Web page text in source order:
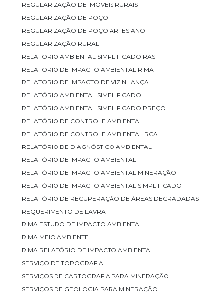
REGULARIZAÇÃO DE IMÓVEIS RURAIS
REGULARIZAÇÃO DE POÇO
REGULARIZAÇÃO DE POÇO ARTESIANO
REGULARIZAÇÃO RURAL
RELATORIO AMBIENTAL SIMPLIFICADO RAS
RELATORIO DE IMPACTO AMBIENTAL RIMA
RELATORIO DE IMPACTO DE VIZINHANÇA
RELATÓRIO AMBIENTAL SIMPLIFICADO
RELATÓRIO AMBIENTAL SIMPLIFICADO PREÇO
RELATÓRIO DE CONTROLE AMBIENTAL
RELATÓRIO DE CONTROLE AMBIENTAL RCA
RELATÓRIO DE DIAGNÓSTICO AMBIENTAL
RELATÓRIO DE IMPACTO AMBIENTAL
RELATÓRIO DE IMPACTO AMBIENTAL MINERAÇÃO
RELATÓRIO DE IMPACTO AMBIENTAL SIMPLIFICADO
RELATÓRIO DE RECUPERAÇÃO DE ÁREAS DEGRADADAS
REQUERIMENTO DE LAVRA
RIMA ESTUDO DE IMPACTO AMBIENTAL
RIMA MEIO AMBIENTE
RIMA RELATÓRIO DE IMPACTO AMBIENTAL
SERVIÇO DE TOPOGRAFIA
SERVIÇOS DE CARTOGRAFIA PARA MINERAÇÃO
SERVIÇOS DE GEOLOGIA PARA MINERAÇÃO